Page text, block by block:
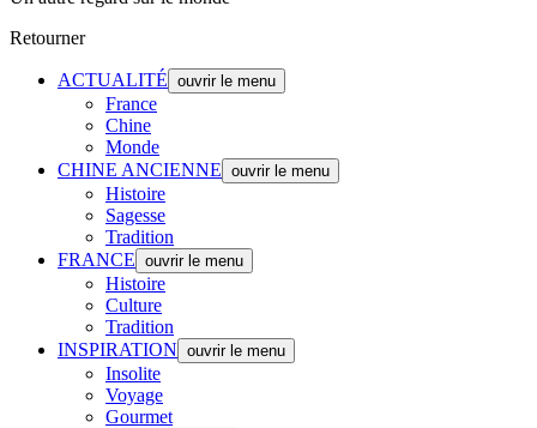
Retourner
ACTUALITÉ ouvrir le menu
France
Chine
Monde
CHINE ANCIENNE ouvrir le menu
Histoire
Sagesse
Tradition
FRANCE ouvrir le menu
Histoire
Culture
Tradition
INSPIRATION ouvrir le menu
Insolite
Voyage
Gourmet